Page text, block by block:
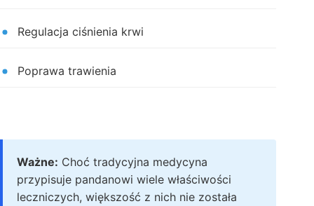
Regulacja ciśnienia krwi
Poprawa trawienia
Ważne: Choć tradycyjna medycyna
przypisuje pandanowi wiele właściwości
leczniczych, większość z nich nie została